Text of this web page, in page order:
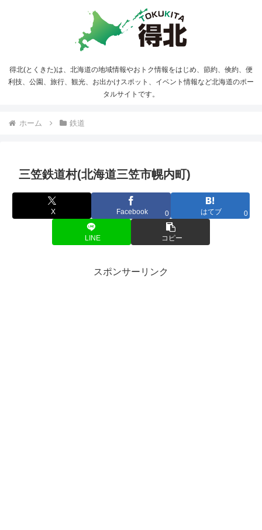
得北(とくきた)は、北海道の地域情報やおトク情報をはじめ、節約、倹約、便
利技、公園、旅行、観光、お出かけスポット、イベント情報など北海道のポー
タルサイトです。
ホーム 鉄道
三笠鉄道村(北海道三笠市幌内町)
X Facebook 0 はてブ 0
LINE コピー
スポンサーリンク